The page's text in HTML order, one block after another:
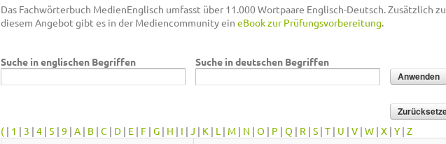
Das Fachwörterbuch MedienEnglisch umfasst über 11.000 Wortpaare Englisch-Deutsch. Zusätzlich zu
diesem Angebot gibt es in der Mediencommunity ein eBook zur Prüfungsvorbereitung.
Suche in englischen Begriffen Suche in deutschen Begriffen
( | 1 | 3 | 4 | 5 | 9 | A | B | C | D | E | F | G | H | I | J | K | L | M | N | O | P | Q | R | S | T | U | V | W | X | Y | Z